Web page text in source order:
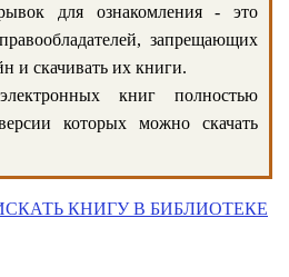
для ознакомления - это
запрещающих
и скачивать их книги.
книг полностью
которых можно скачать
КНИГУ В БИБЛИОТЕКЕ